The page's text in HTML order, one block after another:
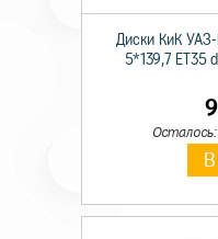
Диски КиК
5*139,7 ET35
В